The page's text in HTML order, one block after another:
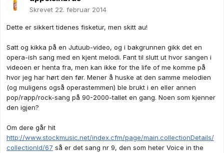
Skrevet 22. februar 2014
Dette er sikkert tidenes fisketur, men skitt au!
Satt og kikka på en Jutuub-video, og i bakgrunnen gikk det en
opera-ish sang med en kjent melodi. Fant til slutt ut hvor sangen i
videoen er henta fra, men kan ikke for the life of me komme på
hvor jeg har hørt den før. Mener å huske at den samme melodien
(og muligens også operastemmen) ble brukt i en eller annen
pop/rapp/rock-sang på 90-2000-tallet en gang. Noen som kjenner
den igjen?
Om dere går hit
http://www.stockmusic.net/index.cfm/page/main.collectionDetails/
collectionId/67 så er det sang nr 9, den som heter Voice in the